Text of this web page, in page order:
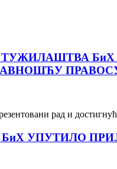
рад и
УПУТИЛО